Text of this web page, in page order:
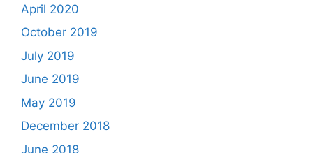
April 2020
October 2019
July 2019
June 2019
May 2019
December 2018
June 2018